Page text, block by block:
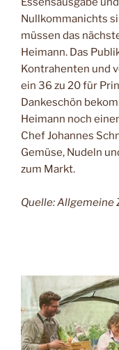
Nullkommanichts
müssen das
Heimann. Das
Kontrahenten und
ein 36 zu 20 für
Dankeschön
Heimann noch
Chef Johannes
Gemüse, Nudeln
zum Markt.
Quelle: Allgemeine